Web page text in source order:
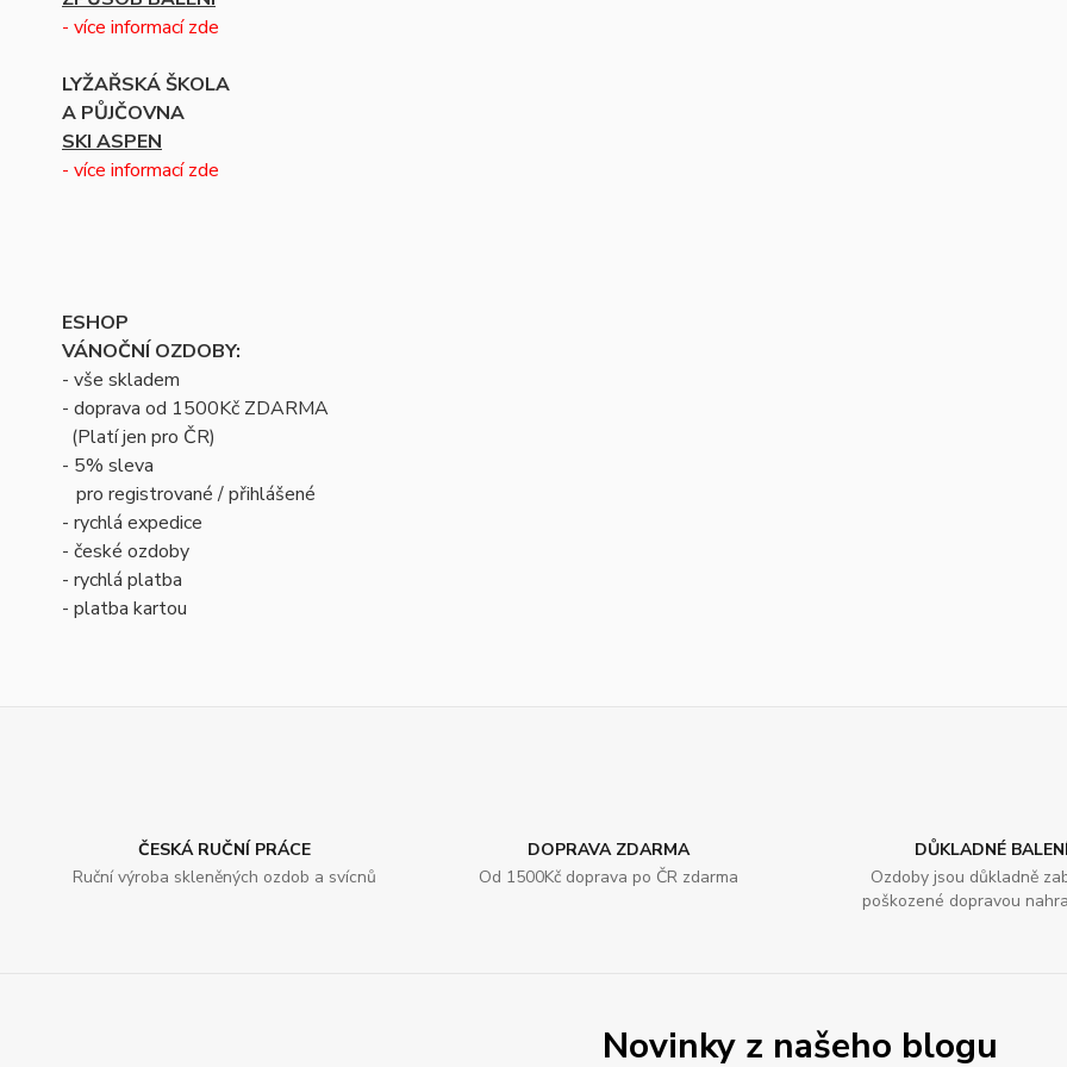
- více informací zde
LYŽAŘSKÁ ŠKOLA
A PŮJČOVNA
SKI ASPEN
- více informací zde
ESHOP
VÁNOČNÍ OZDOBY:
- vše skladem
- doprava od 1500Kč ZDARMA
(Platí jen pro ČR)
- 5% sleva
pro registrované / přihlášené
- rychlá expedice
- české ozdoby
- rychlá platba
- platba kartou
ČESKÁ RUČNÍ PRÁCE
Ruční výroba skleněných ozdob a svícnů
DOPRAVA ZDARMA
Od 1500Kč doprava po ČR zdarma
DŮKLADNÉ
Ozdoby jsou důkladně
poškozené dopravou
Novinky z našeho blogu